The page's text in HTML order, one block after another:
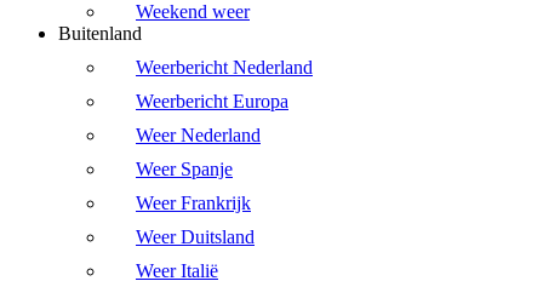
Weekend weer
Buitenland
Weerbericht Nederland
Weerbericht Europa
Weer Nederland
Weer Spanje
Weer Frankrijk
Weer Duitsland
Weer Italië